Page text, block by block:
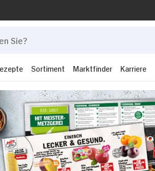
Sortiment Marktfinder Karriere